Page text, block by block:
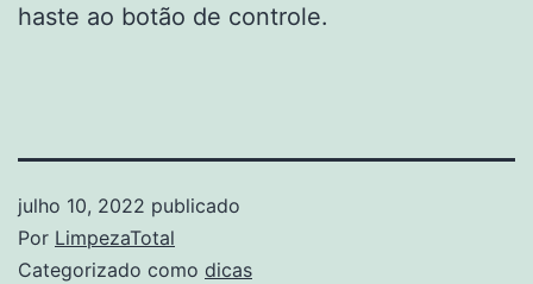
haste ao botão de controle.
julho 10, 2022 publicado
Por LimpezaTotal
Categorizado como dicas